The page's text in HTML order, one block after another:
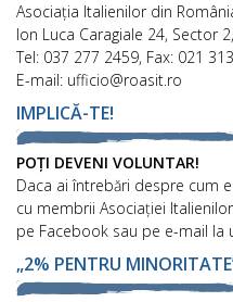
Asociaţia Italienilor din
Ion Luca Caragiale 24, Sector
Tel: 037 277 2459, Fax: 021
E-mail: ufficio@roasit.ro
IMPLICĂ-TE!
POȚI DEVENI VOLUNTAR!
Daca ai întrebări despre cum
cu membrii Asociației Italienilor
pe Facebook sau pe e-mail la
„2% PENTRU